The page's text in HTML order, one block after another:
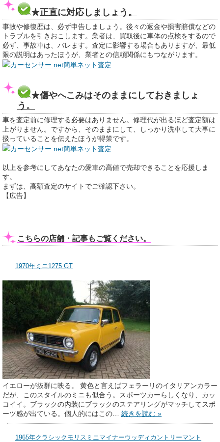
★正直に対応しましょう。
事故や修復歴は、必ず申告しましょう。後々の返金や損害賠償などの
トラブルを引きおこします。業者は、買取後に車体の点検をするので
必ず、事故車は、バレます。査定に影響する場合もありますが、最低
限の説明はあったほうが、業者との信頼関係にもつながります。
カーセンサー.net簡単ネット査定
★傷やへこみはそのままにしておきましょ
う。
車を査定前に修理する必要はありません。修理代が出るほど査定額は
上がりません。ですから、そのままにして、しっかり洗車して大事に
扱っていることを伝えたほうが得策です。
カーセンサー.net簡単ネット査定
以上を参考にしてあなたの愛車の高値で売却できることを応援しま
す。
まずは、高額査定のサイトでご確認下さい。
【広告】
こちらの店舗・記事もご覧ください。
1970年ミニ1275 GT
イエローが抜群に映る。 黄色と言えばフェラーリのイタリアンカラー
だが、このスタイルのミニも似合う。スポーツカーらしくなり、カッ
コイイ。ブラックの内装にブラックのステアリングがマッチしてスポ
ーツ感が出ている。個人的にはこの… 続きを読む »
1965年クラシックモリスミニマイナーウッディカントリーマント